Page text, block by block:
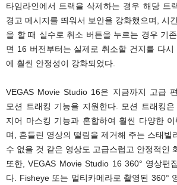
타임라인에서 트랙을 삭제하는 경우 해당 트
경고 메시지를 띄워서 보안을 강화했으며, 시
을 할 때 실수로 취소 버튼을 누르는 경우 기
면 16 버전부터는 실제로 취소할 건지를 다
에 훨씬 안정성이 강화되었다.
VEGAS Movie Studio 16은 지금까지 고급
모션 트래킹 기능을 지원한다. 모션 트래킹
지어 마스킹 기능과 혼합하여 훨씬 다양한
며, 흔들린 영상의 떨림을 제거해 주는 스태빌
수 없을 것 같은 영상도 고급스럽고 안정적인
또한, VEGAS Movie Studio 16 360° 영상편
다. Fisheye 또는 멀티카메라로 촬영된 360°